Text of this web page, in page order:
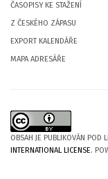
ČASOPISY KE STAŽENÍ
Z ČESKÉHO ZÁPASU
EXPORT KALENDÁŘE
MAPA ADRESÁŘE
OBSAH JE PUBLIKOVÁN POD
INTERNATIONAL LICENSE.